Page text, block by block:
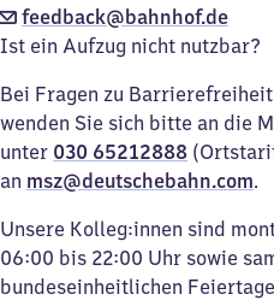
feedback@bahnhof.de
Ist ein Aufzug nicht nutzbar?
Bei Fragen zu
wenden Sie sich bitte an die
unter 030 65212888
an msz@deutschebahn.com.
Unsere Kolleg:innen sind
06:00 bis 22:00 Uhr sowie
bundeseinheitlichen